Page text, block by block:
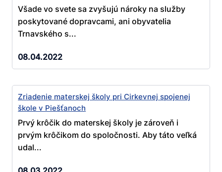
Všade vo svete sa zvyšujú nároky na služby
poskytované dopravcami, ani obyvatelia
Trnavského s...
08.04.2022
Zriadenie materskej školy pri Cirkevnej spojenej
škole v Piešťanoch
Prvý krôčik do materskej školy je zároveň i
prvým krôčikom do spoločnosti. Aby táto veľká
udal...